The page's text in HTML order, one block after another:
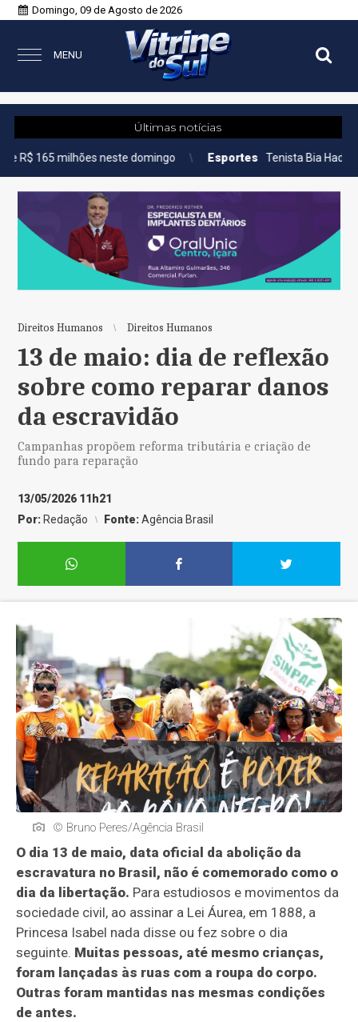
Domingo, 09 de Agosto de 2026
MENU
Últimas notícias
domingo Esportes Tenista Bia Haddad anuncia pausa
Direitos Humanos Direitos Humanos
13 de maio: dia de reflexão
sobre como reparar danos
da escravidão
Campanhas propõem reforma tributária e criação de
fundo para reparação
13/05/2026 11h21
Por: Redação Fonte:Agência Brasil
© Bruno Peres/Agência Brasil
O dia 13 de maio, data oficial da abolição da
escravatura no Brasil, não é comemorado como o
dia da libertação. Para estudiosos e movimentos da
sociedade civil, ao assinar a Lei Áurea, em 1888, a
Princesa Isabel nada disse ou fez sobre o dia
seguinte. Muitas pessoas, até mesmo crianças,
foram lançadas às ruas com a roupa do corpo.
Outras foram mantidas nas mesmas condições
de antes.